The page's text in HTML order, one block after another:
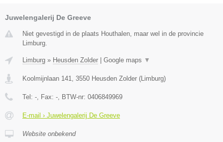
Juwelengalerij De Greeve
Niet gevestigd in de plaats Houthalen, maar wel in de provincie
Limburg.
Limburg » Heusden Zolder Google maps ▼
Koolmijnlaan 141 3550 Heusden Zolder ( Limburg)
Tel: - , Fax: - , BTW-nr: 0406849969
E-mail › Juwelengalerij De Greeve
Website onbekend